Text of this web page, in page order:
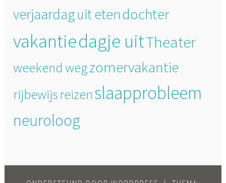
verjaardaguit etendochter
vakantiedagje uitTheater
weekend wegzomervakantie
rijbewijsreizenslaapprobleem
neuroloog